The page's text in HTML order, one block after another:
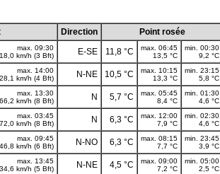
Direction Point rosée
max. 09:30
18,0 km/h (3 Bft)
E-SE 11,8 °C
max. 06:45
13,5 °C
min. 00:30
9,2 °C
max. 14:00
28,1 km/h (4 Bft)
N-NE 10,5 °C
max. 10:15
13,3 °C
min. 23:15
5,8 °C
max. 13:30
66,2 km/h (8 Bft)
N 5,7 °C
max. 05:45
8,4 °C
min. 01:30
4,6 °C
max. 03:45
72,0 km/h (8 Bft)
N 6,3 °C
max. 12:00
7,9 °C
min. 02:30
4,6 °C
max. 09:45
46,8 km/h (6 Bft)
N-NO 6,3 °C
max. 08:15
7,7 °C
min. 23:45
3,9 °C
max. 13:45
34,6 km/h (5 Bft)
N-NE 4,5 °C
max. 09:00
7,2 °C
min. 05:00
2,5 °C